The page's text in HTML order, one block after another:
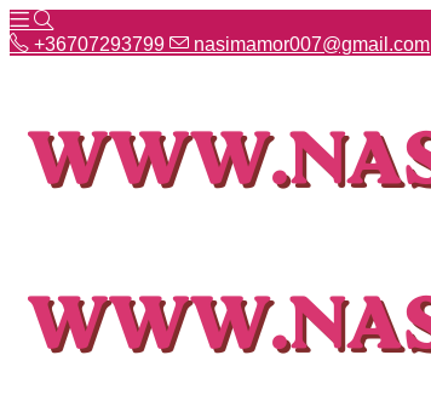
+36707293799 nasimamor007@gmail.com
Hírek
NASI választék